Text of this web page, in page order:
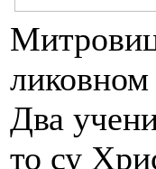
ликовном
Два
то су